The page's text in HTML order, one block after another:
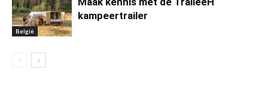
België
kampeertrailer